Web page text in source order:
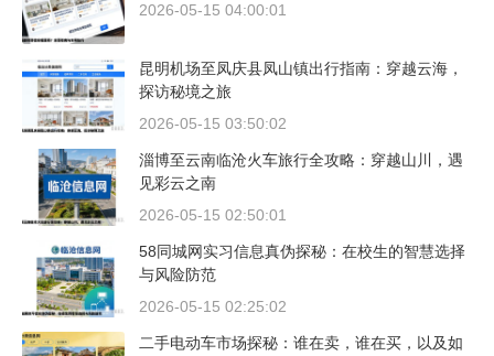
2026-05-15 04:00:01
昆明机场至凤庆县凤山镇出行指南：穿越云海，
探访秘境之旅
2026-05-15 03:50:02
淄博至云南临沧火车旅行全攻略：穿越山川，遇
见彩云之南
2026-05-15 02:50:01
58同城网实习信息真伪探秘：在校生的智慧选择
与风险防范
2026-05-15 02:25:02
二手电动车市场探秘：谁在卖，谁在买，以及如